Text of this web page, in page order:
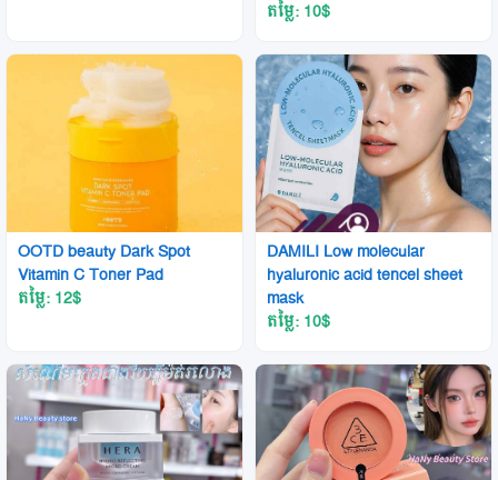
តម្លៃ: 10$
OOTD beauty Dark Spot
Vitamin C Toner Pad
តម្លៃ: 12$
DAMILI Low molecular
hyaluronic acid tencel sheet
mask
តម្លៃ: 10$